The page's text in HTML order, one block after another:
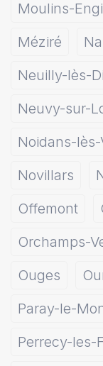
Moulins-
Méziré
Neuilly-lès-
Neuvy-sur-
Noidans-lès-
Novillars
Offemont
Orchamps-
Ouges
Paray-le-
Perrecy-les-